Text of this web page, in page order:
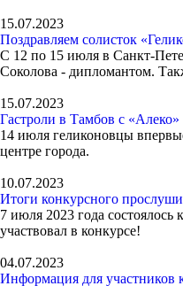
15.07.2023
Поздравляем солисток
С 12 по 15 июля в Санкт-
Соколова - дипломантом.
15.07.2023
Гастроли в Тамбов с
14 июля геликоновцы
центре города.
10.07.2023
Итоги конкурсного
7 июля 2023 года
участвовал в конкурсе!
04.07.2023
Информация для участников